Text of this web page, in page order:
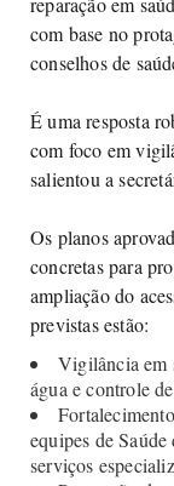
com base no
conselhos de
É uma resposta
com foco em
salientou a
Os planos
concretas para
ampliação do
previstas estão:
Vigilância em
água e controle
equipes de
serviços